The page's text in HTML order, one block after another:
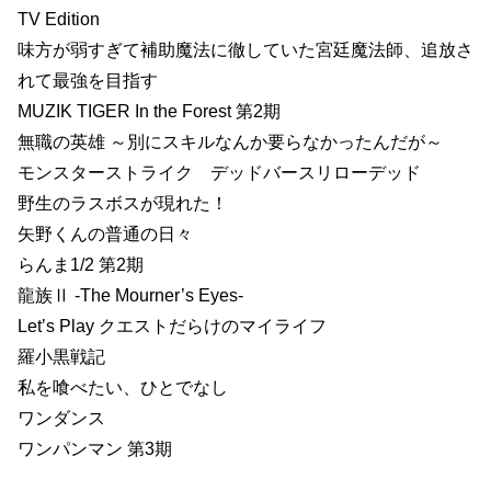
TV Edition
味方が弱すぎて補助魔法に徹していた宮廷魔法師、追放さ
れて最強を目指す
MUZIK TIGER In the Forest 第2期
無職の英雄 ～別にスキルなんか要らなかったんだが～
モンスターストライク デッドバースリローデッド
野生のラスボスが現れた！
矢野くんの普通の日々
らんま1/2 第2期
龍族Ⅱ -The Mourner’s Eyes-
Letʼs Play クエストだらけのマイライフ
羅小黒戦記
私を喰べたい、ひとでなし
ワンダンス
ワンパンマン 第3期